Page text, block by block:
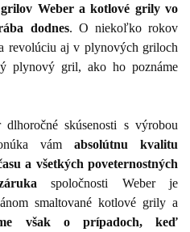
grilov Weber a kotlové grily vo
dodnes. O niekoľko rokov
revolúciu aj v plynových griloch
plynový gril, ako ho poznáme
skúsenosti s výrobou
vámabsolútnu kvalitu
a všetkých poveternostných
spoločnosti Weber je
smaltované kotlové grily a
však o prípadoch, keď